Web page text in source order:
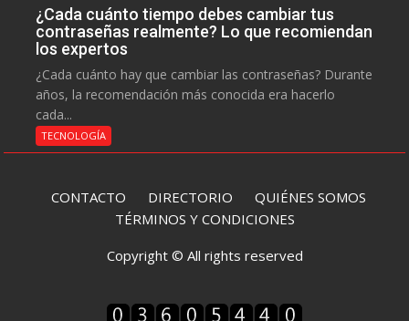
¿Cada cuánto tiempo debes cambiar tus
contraseñas realmente? Lo que recomiendan
los expertos
¿Cada cuánto hay que cambiar las contraseñas? Durante
años, la recomendación más conocida era hacerlo
cada...
TECNOLOGÍA
CONTACTO DIRECTORIO QUIÉNES SOMOS
TÉRMINOS Y CONDICIONES
Copyright © All rights reserved